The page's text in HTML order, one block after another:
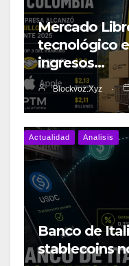
Mercado
tecnológico
ingresos…
Blockvoz.xyz
Actualidad Analisis
Banco de
stablecoins